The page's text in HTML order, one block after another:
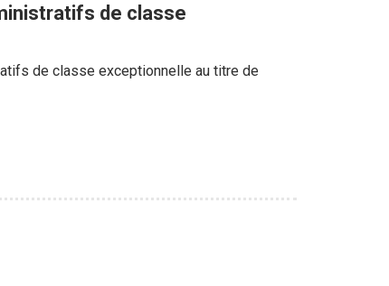
de classe
de classe exceptionnelle au titre de